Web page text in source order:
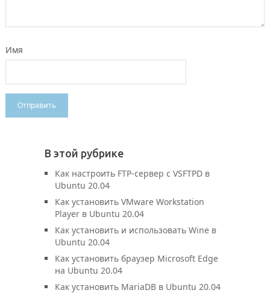
Имя
В этой рубрике
Как настроить FTP-сервер с VSFTPD в
Ubuntu 20.04
Как установить VMware Workstation
Player в Ubuntu 20.04
Как установить и использовать Wine в
Ubuntu 20.04
Как установить браузер Microsoft Edge
на Ubuntu 20.04
Как установить MariaDB в Ubuntu 20.04